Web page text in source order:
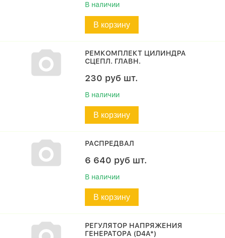
В наличии
В корзину
РЕМКОМПЛЕКТ ЦИЛИНДРА
СЦЕПЛ. ГЛАВН.
230 руб шт.
В наличии
В корзину
РАСПРЕДВАЛ
6 640 руб шт.
В наличии
В корзину
РЕГУЛЯТОР НАПРЯЖЕНИЯ
ГЕНЕРАТОРA (D4A*)